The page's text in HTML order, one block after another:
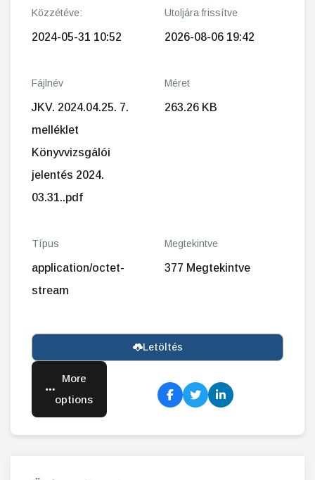
Közzétéve:
2024-05-31 10:52
Utoljára frissítve
2026-08-06 19:42
Fájlnév
JKV. 2024.04.25. 7.
melléklet
Könyvvizsgálói
jelentés 2024.
03.31..pdf
Méret
263.26 KB
Típus
application/octet-
stream
Megtekintve
377 Megtekintve
Letöltés
More
options